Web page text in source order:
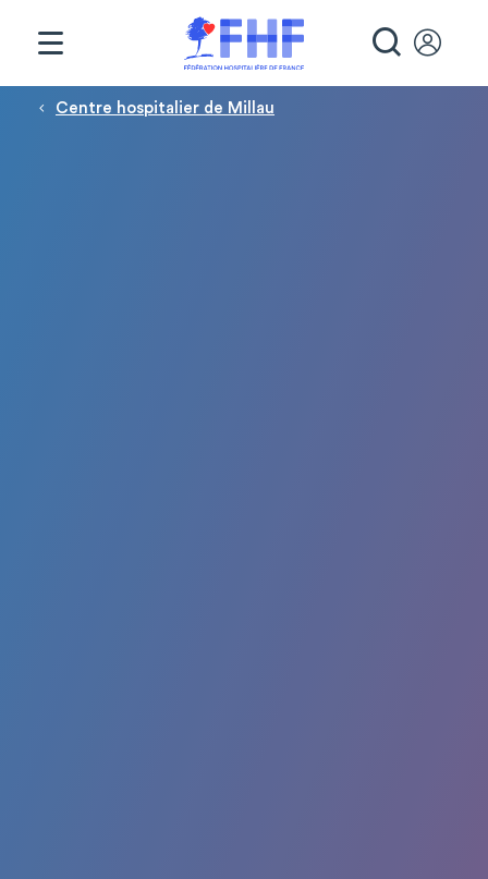
Fil d'Ariane
Centre hospitalier de Millau
Panneau de gestion des cookies